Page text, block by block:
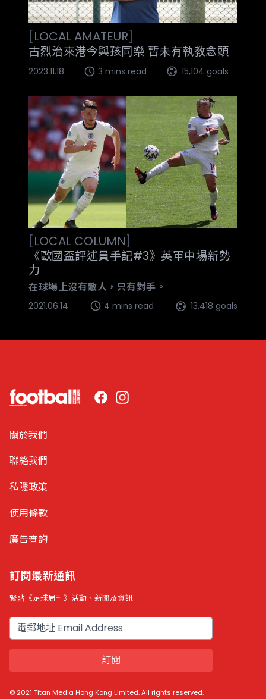
[LOCAL AMATEUR]
古烈治來港今與孩同樂 暫未有執教念頭
2023.11.18 3 mins read 15,104 goals
[LOCAL COLUMN]
《歐國盃評述員手記#3》英軍中場新勢
力
在球場上沒有敵人，只有對手。
2021.06.14 4 mins read 13,418 goals
FacebookInstagram
關於我們
聯絡我們
私隱政策
使用條款
廣告查詢
訂閱最新通訊
緊貼《足球周刊》活動、新聞及資訊
電郵
訂閱
© 2021 Titan Media Hong Kong Limited. All rights reserved.